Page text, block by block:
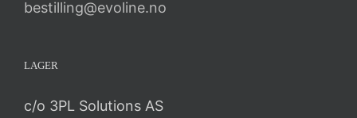
bestilling@evoline.no
LAGER
c/o 3PL Solutions AS